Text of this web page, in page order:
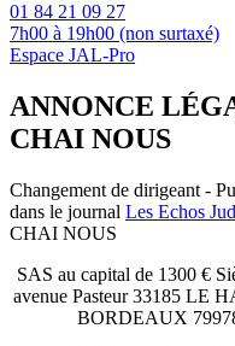
01 84 21 09 27
7h00 à 19h00 (non surtaxé)
Espace JAL-Pro
ANNONCE
CHAI NOUS
Changement de dirigeant -
dans le journal Les Echos
CHAI NOUS
SAS au capital de 1300 €
avenue Pasteur 33185 LE
BORDEAUX